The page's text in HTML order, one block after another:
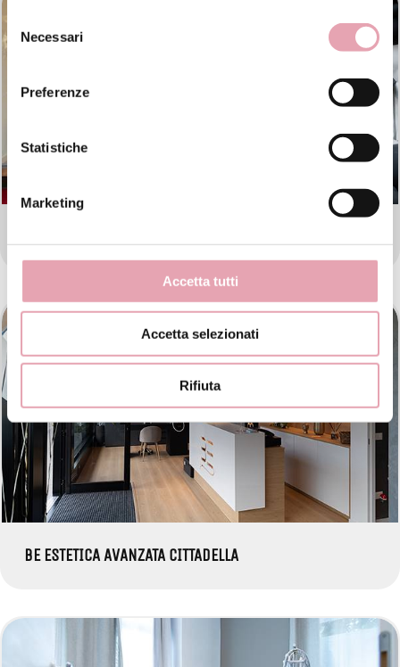
Selezione
delNecessari
Preferenze
Statistiche
Marketing
Accetta tutti
Accetta selezionati
Rifiuta
BE ESTETICA AVANZATA CITTADELLA